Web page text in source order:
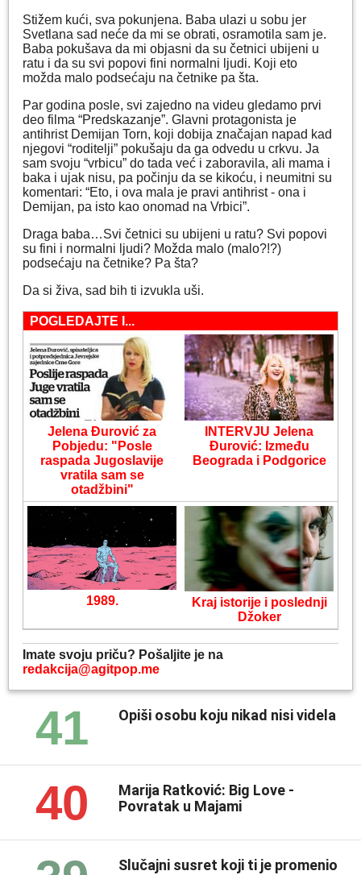
Stižem kući, sva pokunjena. Baba ulazi u sobu jer
Svetlana sad neće da mi se obrati, osramotila sam je.
Baba pokušava da mi objasni da su četnici ubijeni u
ratu i da su svi popovi fini normalni ljudi. Koji eto
možda malo podsećaju na četnike pa šta.
Par godina posle, svi zajedno na videu gledamo prvi
deo filma “Predskazanje”. Glavni protagonista je
antihrist Demijan Torn, koji dobija značajan napad kad
njegovi “roditelji” pokušaju da ga odvedu u crkvu. Ja
sam svoju “vrbicu” do tada već i zaboravila, ali mama i
baka i ujak nisu, pa počinju da se kikoću, i neumitni su
komentari: “Eto, i ova mala je pravi antihrist - ona i
Demijan, pa isto kao onomad na Vrbici”.
Draga baba…Svi četnici su ubijeni u ratu? Svi popovi
su fini i normalni ljudi? Možda malo (malo?!?)
podsećaju na četnike? Pa šta?
Da si živa, sad bih ti izvukla uši.
POGLEDAJTE I...
Jelena Đurović za
Pobjedu: "Posle
raspada Jugoslavije
vratila sam se
otadžbini"
INTERVJU Jelena
Đurović: Između
Beograda i Podgorice
1989.
Kraj istorije i poslednji
Džoker
Imate svoju priču? Pošaljite je na
redakcija@agitpop.me
41 Opiši osobu koju nikad nisi videla
40
Marija Ratković: Big Love -
Povratak u Majami
Slučajni susret koji ti je promenio